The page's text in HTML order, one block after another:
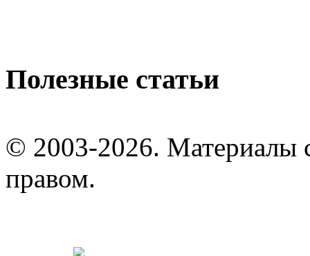
Полезные статьи
© 2003-2026. Материалы
правом.